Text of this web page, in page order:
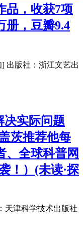
品，收获7项
册，豆瓣9.4
出版社：浙江文艺出
决实际问题
茨推荐他每
、全球科普网
！）(未读·探
天津科学技术出版社